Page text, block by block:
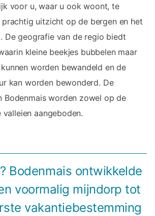
voor u, waar u ook woont, te
prachtig uitzicht op de bergen en het
De geografie van de regio biedt
kleine beekjes bubbelen maar
worden bewandeld en de
kan worden bewonderd. De
Bodenmais worden zowel op de
aangeboden.
Bodenmais ontwikkelde
voormalig mijndorp tot
vakantiebestemming